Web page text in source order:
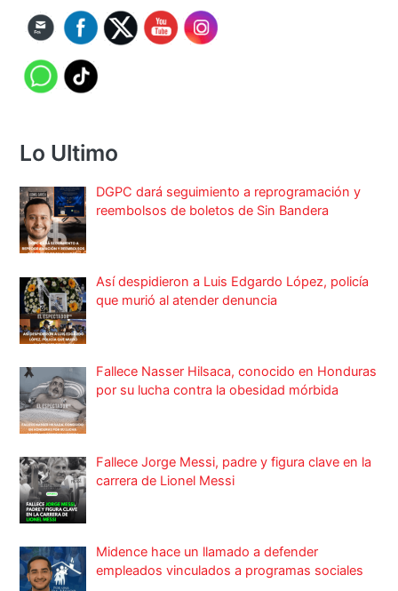
Lo Ultimo
DGPC dará seguimiento a reprogramación y
reembolsos de boletos de Sin Bandera
Así despidieron a Luis Edgardo López, policía
que murió al atender denuncia
Fallece Nasser Hilsaca, conocido en Honduras
por su lucha contra la obesidad mórbida
Fallece Jorge Messi, padre y figura clave en la
carrera de Lionel Messi
Midence hace un llamado a defender
empleados vinculados a programas sociales